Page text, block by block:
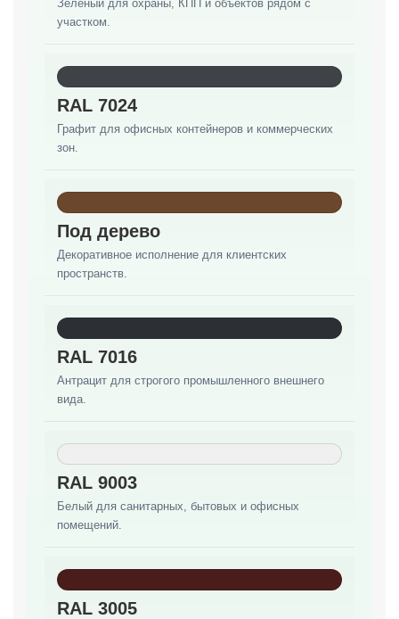
Зеленый для охраны, КПП и объектов рядом с
участком.
RAL 7024
Графит для офисных контейнеров и коммерческих
зон.
Под дерево
Декоративное исполнение для клиентских
пространств.
RAL 7016
Антрацит для строгого промышленного внешнего
вида.
RAL 9003
Белый для санитарных, бытовых и офисных
помещений.
RAL 3005